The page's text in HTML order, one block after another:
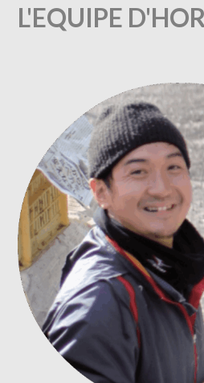
L'EQUIPE